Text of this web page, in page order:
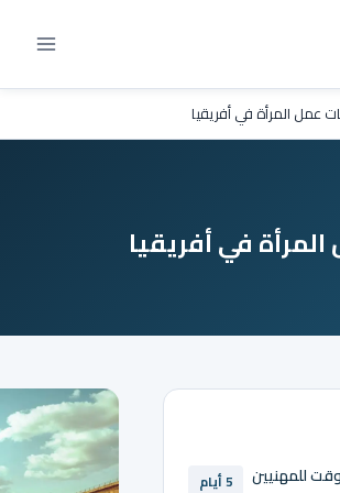
عمل المرأة في أفريقيا
في أفريقيا
5 أيام للمهنيين